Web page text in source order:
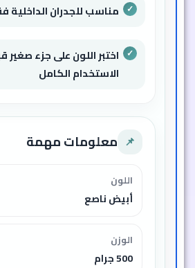
مناسب للجدران الداخلية
اختبر اللون على جزء صغير
الاستخدام الكامل
📌 معلومات مهمة
اللون
أبيض ناصع
الوزن
500 جرام